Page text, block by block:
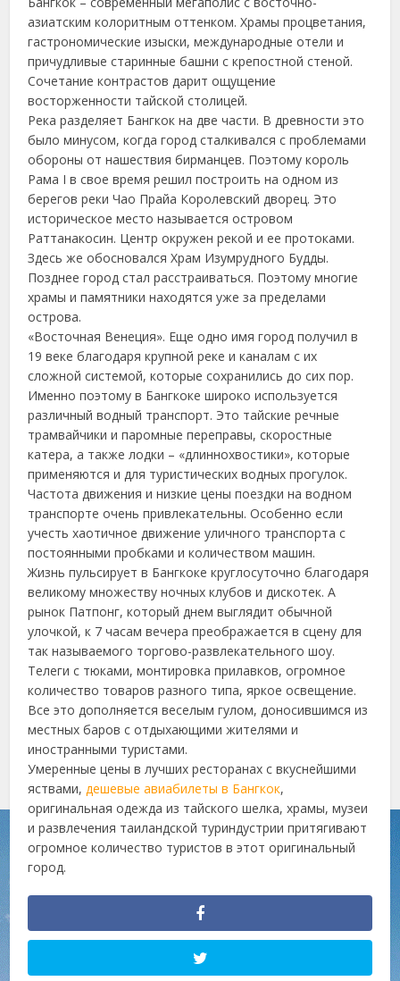
азиатским колоритным оттенком. Храмы процветания,
гастрономические изыски, международные отели и
причудливые старинные башни с крепостной стеной.
Сочетание контрастов дарит ощущение
восторженности тайской столицей.
Река разделяет Бангкок на две части. В древности это
было минусом, когда город сталкивался с проблемами
обороны от нашествия бирманцев. Поэтому король
Рама I в свое время решил построить на одном из
берегов реки Чао Прайа Королевский дворец. Это
историческое место называется островом
Раттанакосин. Центр окружен рекой и ее протоками.
Здесь же обосновался Храм Изумрудного Будды.
Позднее город стал расстраиваться. Поэтому многие
храмы и памятники находятся уже за пределами
острова.
«Восточная Венеция». Еще одно имя город получил в
19 веке благодаря крупной реке и каналам с их
сложной системой, которые сохранились до сих пор.
Именно поэтому в Бангкоке широко используется
различный водный транспорт. Это тайские речные
трамвайчики и паромные переправы, скоростные
катера, а также лодки – «длиннохвостики», которые
применяются и для туристических водных прогулок.
Частота движения и низкие цены поездки на водном
транспорте очень привлекательны. Особенно если
учесть хаотичное движение уличного транспорта с
постоянными пробками и количеством машин.
Жизнь пульсирует в Бангкоке круглосуточно благодаря
великому множеству ночных клубов и дискотек. А
рынок Патпонг, который днем выглядит обычной
улочкой, к 7 часам вечера преображается в сцену для
так называемого торгово-развлекательного шоу.
Телеги с тюками, монтировка прилавков, огромное
количество товаров разного типа, яркое освещение.
Все это дополняется веселым гулом, доносившимся из
местных баров с отдыхающими жителями и
иностранными туристами.
Умеренные цены в лучших ресторанах с вкуснейшими
яствами,дешевые авиабилеты в Бангкок,
оригинальная одежда из тайского шелка, храмы, музеи
и развлечения таиландской туриндустрии притягивают
огромное количество туристов в этот оригинальный
город.